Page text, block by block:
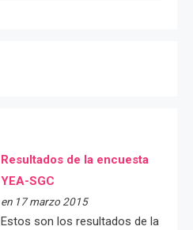
Resultados de la encuesta
YEA-SGC
en 17 marzo 2015
Estos son los resultados de la